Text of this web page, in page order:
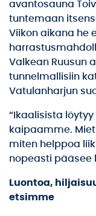
avantosauna
tuntemaan
Viikon aikana he
Valkean Ruusun
tunnelmallisiin
Vatulanharjun
“Ikaalisista
kaipaamme.
miten helppoa
nopeasti pääsee
Luontoa,
etsimme